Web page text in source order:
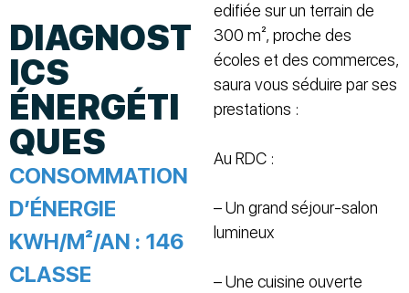
DIAGNOST
ICS
ÉNERGÉTI
QUES
CONSOMMATION
D’ÉNERGIE
KWH/M²/AN : 146
CLASSE
edifiée sur un terrain de
300 m², proche des
écoles et des commerces,
saura vous séduire par ses
prestations :
Au RDC :
– Un grand séjour-salon
lumineux
– Une cuisine ouverte